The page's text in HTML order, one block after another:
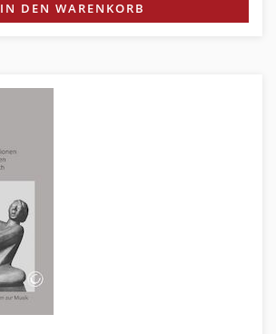
IN DEN WARENKORB